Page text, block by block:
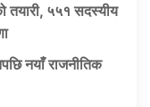
तयारी, ५५१ सदस्यीय
नयाँ राजनीतिक